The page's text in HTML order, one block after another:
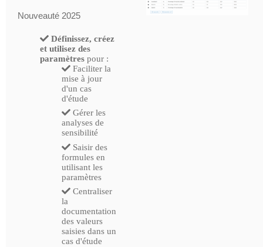
Nouveauté 2025
Définissez, créez
et utilisez des
paramètrespour :
Faciliter la
mise à jour
d'un cas
d'étude
Gérer les
analyses de
sensibilité
Saisir des
formules en
utilisant les
paramètres
Centraliser
la
documentation
des valeurs
saisies dans un
cas d'étude